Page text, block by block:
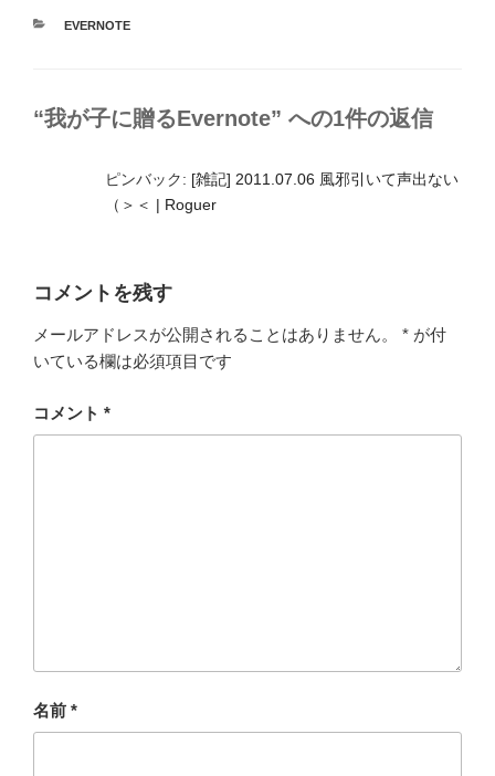
カ
EVERNOTE
“我が子に贈るEvernote” への1件の返信
ピンバック: [雑記] 2011.07.06 風邪引いて声出ない
（＞＜ | Roguer
コメントを残す
メールアドレスが公開されることはありません。 * が付
いている欄は必須項目です
コメント *
名前 *